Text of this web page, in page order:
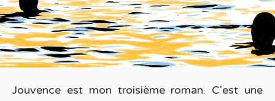
Jouvence est mon troisième roman. C'est une